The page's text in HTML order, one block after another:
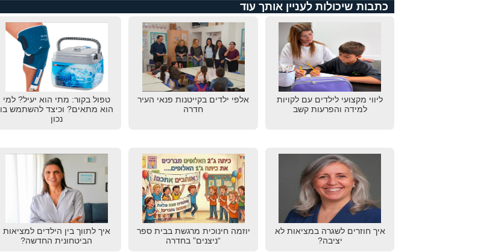
כתבות שיכולות לעניין אותך עוד
ליווי מקצועי לילדים עם לקויות
למידה והפרעות קשב
אלפי ילדים בקייטנות פנאי העיר
חדרה
טפול בקור: מתי הוא יעיל? למי
הוא מתאים? וכיצד להשתמש בו
נכון
איך חוזרים לשגרה במציאות לא
יציבה?
יוזמה חינוכית מרגשת בבית ספר
“ניצנים” בחדרה
איך לתווך בין הילדים למציאות
הביטחונית החדשה?